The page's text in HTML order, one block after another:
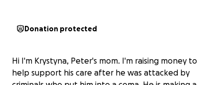
Donation protected
Hi I'm Krystyna, Peter's mom. I'm raising money to
help support his care after he was attacked by